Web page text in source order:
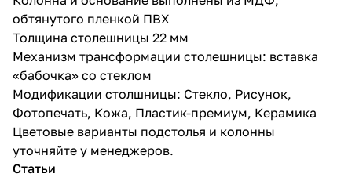
обтянутого пленкой ПВХ
Толщина столешницы 22 мм
Механизм трансформации столешницы: вставка
«бабочка» со стеклом
Модификации столшницы: Стекло, Рисунок,
Фотопечать, Кожа, Пластик-премиум, Керамика
Цветовые варианты подстолья и колонны
уточняйте у менеджеров.
Статьи